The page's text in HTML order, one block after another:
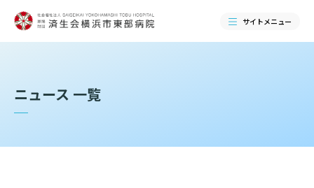
サイトメニュー
ニュース 一覧